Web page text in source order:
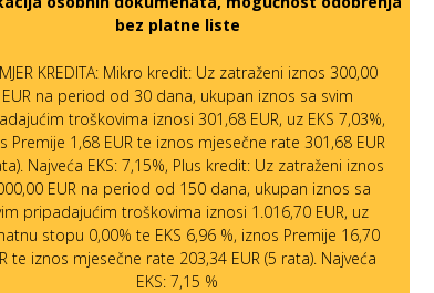
bez platne liste
KREDITA: Mikro kredit: Uz zatraženi iznos 300,00
EUR na period od 30 dana, ukupan iznos sa svim
troškovima iznosi 301,68 EUR, uz EKS 7,03%,
Premije 1,68 EUR te iznos mjesečne rate 301,68 EUR
Najveća EKS: 7,15%, Plus kredit: Uz zatraženi iznos
EUR na period od 150 dana, ukupan iznos sa
pripadajućim troškovima iznosi 1.016,70 EUR, uz
stopu 0,00% te EKS 6,96 %, iznos Premije 16,70
te iznos mjesečne rate 203,34 EUR (5 rata). Najveća
EKS: 7,15 %